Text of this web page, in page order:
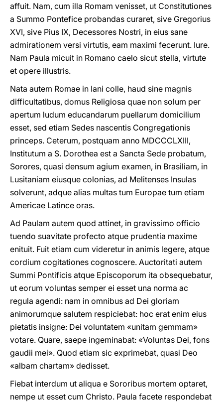
affuit. Nam, cum illa Romam venisset, ut Constitutiones
a Summo Pontefice probandas curaret, sive Gregorius
XVI, sive Pius IX, Decessores Nostri, in eius sane
admirationem versi virtutis, eam maximi fecerunt. Iure.
Nam Paula micuit in Romano caelo sicut stella, virtute
et opere illustris.
Nata autem Romae in Iani colle, haud sine magnis
difficultatibus, domus Religiosa quae non solum per
apertum ludum educandarum puellarum domicilium
esset, sed etiam Sedes nascentis Congregationis
princeps. Ceterum, postquam anno MDCCCLXIII,
Institutum a S. Dorothea est a Sancta Sede probatum,
Sorores, quasi densum agium examen, in Brasiliam, in
Lusitaniam eiusque colonias, ad Melitenses Insulas
solverunt, adque alias multas tum Europae tum etiam
Americae Latince oras.
Ad Paulam autem quod attinet, in gravissimo officio
tuendo suavitate profecto atque prudentia maxime
enituit. Fuit etiam cum videretur in animis legere, atque
cordium cogitationes cognoscere. Auctoritati autem
Summi Pontificis atque Episcoporum ita obsequebatur,
ut eorum voluntas semper ei esset una norma ac
regula agendi: nam in omnibus ad Dei gloriam
animorumque salutem respiciebat: hoc erat enim eius
pietatis insigne: Dei voluntatem «unitam gemmam»
votare. Quare, saepe ingeminabat: «Voluntas Dei, fons
gaudii mei». Quod etiam sic exprimebat, quasi Deo
«albam chartam» dedisset.
Fiebat interdum ut aliqua e Sororibus mortem optaret,
nempe ut esset cum Christo. Paula facete respondebat